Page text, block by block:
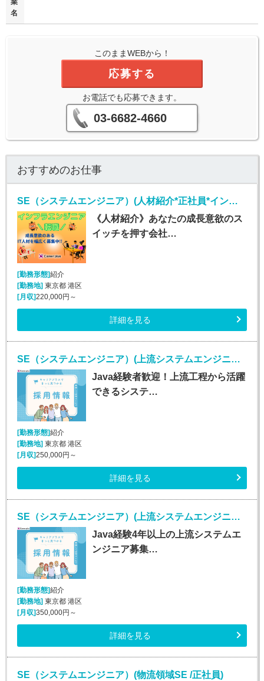
業
名
このままWEBから！
応募する
お電話でも応募できます。
03-6682-4660
おすすめのお仕事
SE（システムエンジニア）(人材紹介*正社員*インフラエンジニア業務*勤務地多数!!)
《人材紹介》あなたの成長意欲のス
イッチを押す会社…
[勤務形態]紹介
[勤務地]東京都 港区
[月収]220,000円～
詳細を見る
SE（システムエンジニア）(上流システムエンジニア(Java経験者歓迎)/正社員)
Java経験者歓迎！上流工程から活躍
できるシステ…
[勤務形態]紹介
[勤務地]東京都 港区
[月収]250,000円～
詳細を見る
SE（システムエンジニア）(上流システムエンジニア/Java経験者/正社員)
Java経験4年以上の上流システムエ
ンジニア募集…
[勤務形態]紹介
[勤務地] 東京都 港区
[月収]350,000円～
詳細を見る
SE（システムエンジニア）(物流領域SE /正社員)